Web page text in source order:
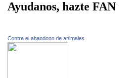
Ayudanos, hazte FAN
Contra el abandono de animales